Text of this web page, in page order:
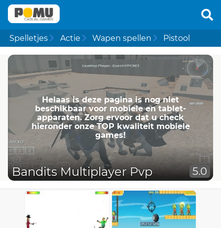
Spelletjes Actie Wapen spellen Pistool
Helaas is deze pagina is nog niet
beschikbaar voor mobiele en tablet-
apparaten. Zorg ervoor dat u check
hieronder onze TOP kwaliteit mobiele
games!
Bandits Multiplayer Pvp 5.0